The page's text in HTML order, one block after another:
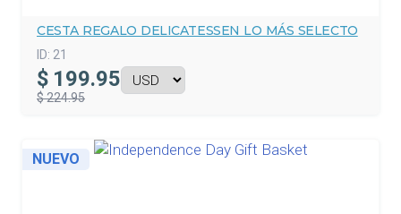
CESTA REGALO DELICATESSEN LO MÁS SELECTO
ID: 21
$ 199.95
$ 224.95
NUEVO